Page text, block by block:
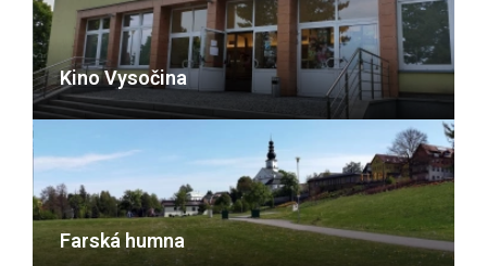
Kino Vysočina
Farská humna